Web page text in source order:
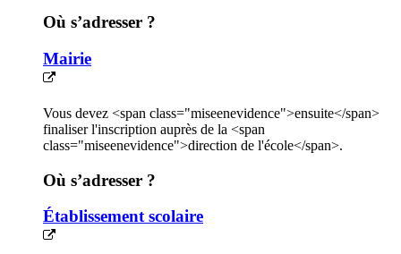
Où s’adresser ?
Mairie
Vous devez <span class="miseenevidence">ensuite</span>
finaliser l'inscription auprès de la <span
class="miseenevidence">direction de l'école</span>.
Où s’adresser ?
Établissement scolaire